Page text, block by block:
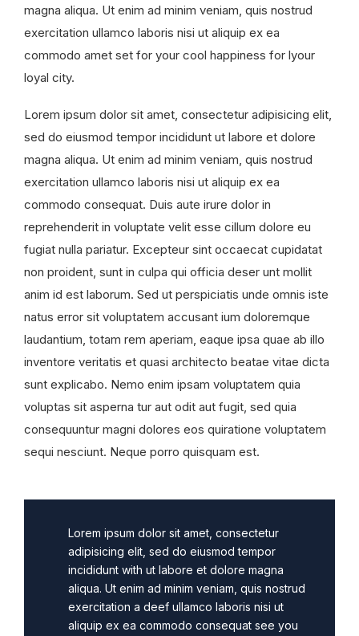
magna aliqua. Ut enim ad minim veniam, quis nostrud
exercitation ullamco laboris nisi ut aliquip ex ea
commodo amet set for your cool happiness for lyour
loyal city.
Lorem ipsum dolor sit amet, consectetur adipisicing elit,
sed do eiusmod tempor incididunt ut labore et dolore
magna aliqua. Ut enim ad minim veniam, quis nostrud
exercitation ullamco laboris nisi ut aliquip ex ea
commodo consequat. Duis aute irure dolor in
reprehenderit in voluptate velit esse cillum dolore eu
fugiat nulla pariatur. Excepteur sint occaecat cupidatat
non proident, sunt in culpa qui officia deser unt mollit
anim id est laborum. Sed ut perspiciatis unde omnis iste
natus error sit voluptatem accusant ium doloremque
laudantium, totam rem aperiam, eaque ipsa quae ab illo
inventore veritatis et quasi architecto beatae vitae dicta
sunt explicabo. Nemo enim ipsam voluptatem quia
voluptas sit asperna tur aut odit aut fugit, sed quia
consequuntur magni dolores eos quiratione voluptatem
sequi nesciunt. Neque porro quisquam est.
Lorem ipsum dolor sit amet, consectetur
adipisicing elit, sed do eiusmod tempor
incididunt with ut labore et dolore magna
aliqua. Ut enim ad minim veniam, quis nostrud
exercitation a deef ullamco laboris nisi ut
aliquip ex ea commodo consequat see you